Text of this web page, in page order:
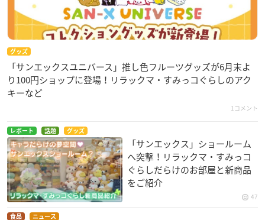
グッズ
「サンエックスユニバース」推し色フルーツグッズが6月末よ
り100円ショップに登場！リラックマ・すみっコぐらしのアク
キーなど
1コメント
レポート 話題 グッズ
「サンエックス」ショールーム
へ突撃！リラックマ・すみっコ
ぐらしだらけのお部屋と新商品
をご紹介
47
食品 ニュース